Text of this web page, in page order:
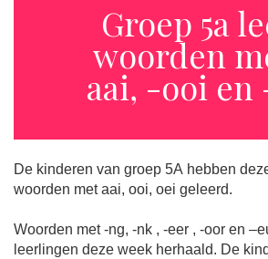
Groep 5a
woorden
aai, -ooi en
De kinderen van groep 5A hebben
woorden met aai, ooi, oei geleerd.
Woorden met -ng, -nk , -eer , -oor en
leerlingen deze week herhaald. De